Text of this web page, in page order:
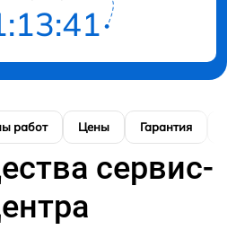
работ Цены Гарантия
сервис-